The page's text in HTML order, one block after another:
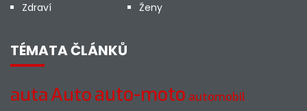
Zdraví
Ženy
TÉMATA ČLÁNKŮ
autaAutoauto-moto automobil